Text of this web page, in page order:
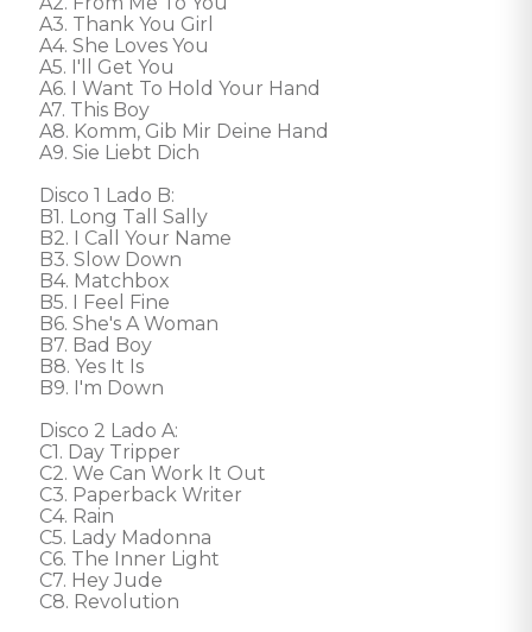
A3. Thank You Girl
A4. She Loves You
A5. I'll Get You
A6. I Want To Hold Your Hand
A7. This Boy
A8. Komm, Gib Mir Deine Hand
A9. Sie Liebt Dich
Disco 1 Lado B:
B1. Long Tall Sally
B2. I Call Your Name
B3. Slow Down
B4. Matchbox
B5. I Feel Fine
B6. She's A Woman
B7. Bad Boy
B8. Yes It Is
B9. I'm Down
Disco 2 Lado A:
C1. Day Tripper
C2. We Can Work It Out
C3. Paperback Writer
C4. Rain
C5. Lady Madonna
C6. The Inner Light
C7. Hey Jude
C8. Revolution